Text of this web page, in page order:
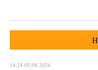
14:24 05.08.2026